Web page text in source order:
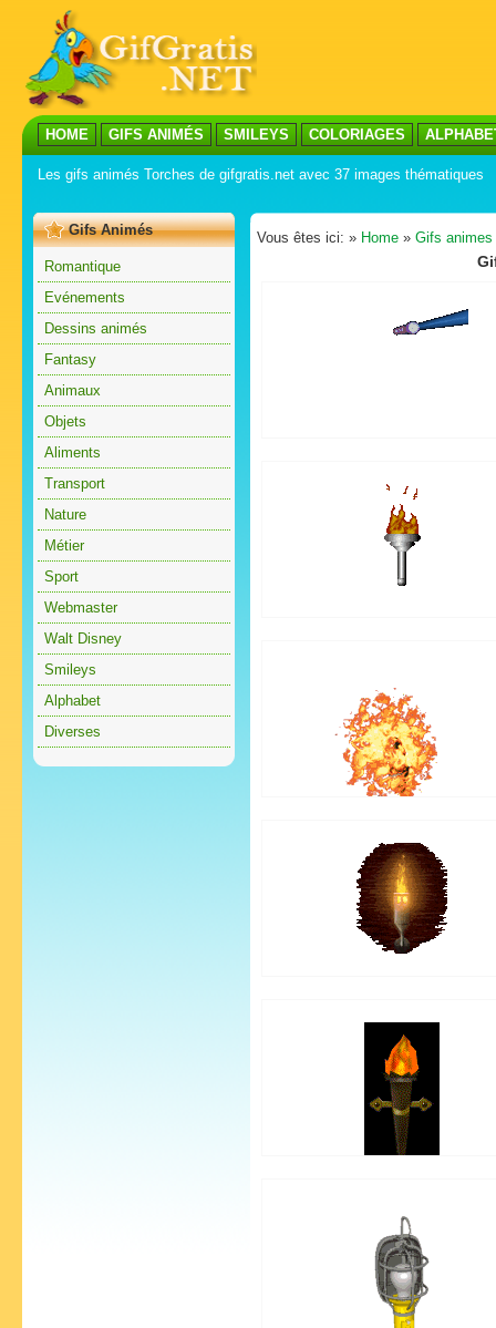
HOME GIFS ANIMÉS SMILEYS COLORIAGES
Les gifs animés Torches de gifgratis.net avec 37 images thématiques
Gifs Animés
Romantique
Evénements
Dessins animés
Fantasy
Animaux
Objets
Aliments
Transport
Nature
Métier
Sport
Webmaster
Walt Disney
Smileys
Alphabet
Diverses
Vous êtes ici: » Home » Gifs animes